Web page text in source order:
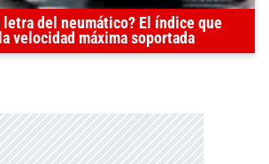
del neumático? El índice que
velocidad máxima soportada